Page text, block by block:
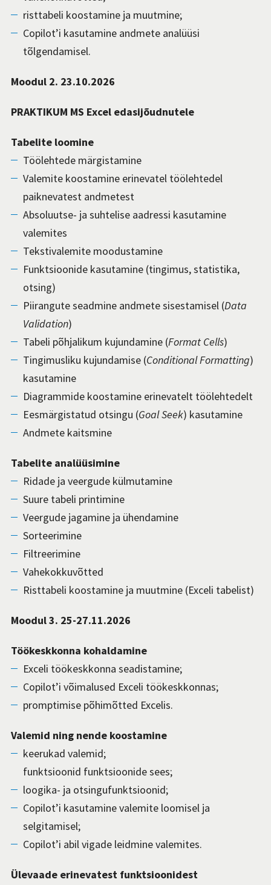
risttabeli koostamine ja muutmine;
Copilot’i kasutamine andmete analüüsi
tõlgendamisel.
Moodul 2. 23.10.2026
PRAKTIKUM MS Excel edasijõudnutele
Tabelite loomine
Töölehtede märgistamine
Valemite koostamine erinevatel töölehtedel
paiknevatest andmetest
Absoluutse- ja suhtelise aadressi kasutamine
valemites
Tekstivalemite moodustamine
Funktsioonide kasutamine (tingimus, statistika,
otsing)
Piirangute seadmine andmete sisestamisel (Data
Validation)
Tabeli põhjalikum kujundamine (Format Cells)
Tingimusliku kujundamise (Conditional Formatting)
kasutamine
Diagrammide koostamine erinevatelt töölehtedelt
Eesmärgistatud otsingu (Goal Seek) kasutamine
Andmete kaitsmine
Tabelite analüüsimine
Ridade ja veergude külmutamine
Suure tabeli printimine
Veergude jagamine ja ühendamine
Sorteerimine
Filtreerimine
Vahekokkuvõtted
Risttabeli koostamine ja muutmine (Exceli tabelist)
Moodul 3. 25-27.11.2026
Töökeskkonna kohaldamine
Exceli töökeskkonna seadistamine;
Copilot’i võimalused Exceli töökeskkonnas;
promptimise põhimõtted Excelis.
Valemid ning nende koostamine
keerukad valemid;
funktsioonid funktsioonide sees;
loogika- ja otsingufunktsioonid;
Copilot’i kasutamine valemite loomisel ja
selgitamisel;
Copilot’i abil vigade leidmine valemites.
Ülevaade erinevatest funktsioonidest